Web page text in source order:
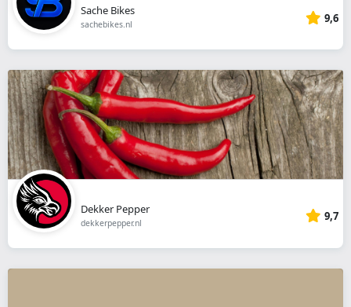
Sache Bikes
sachebikes.nl 9,6
Dekker Pepper
dekkerpepper.nl 9,7